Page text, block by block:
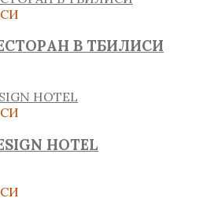
В ТБИЛИСИ
HOTEL